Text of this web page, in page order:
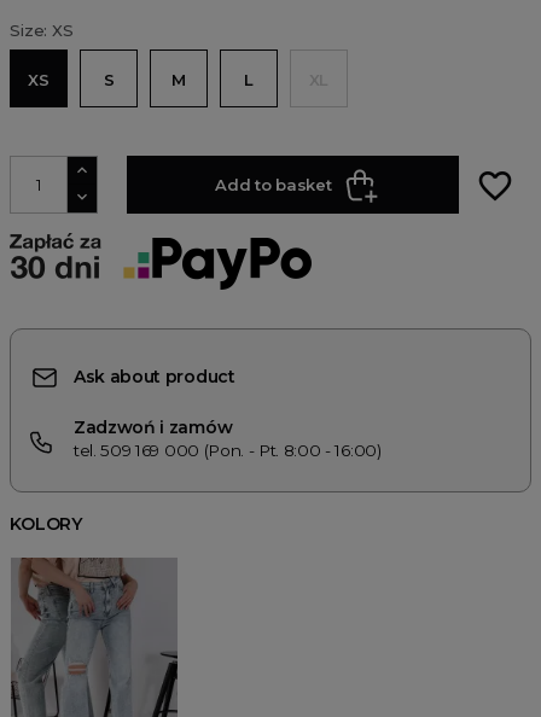
Size: XS
XS S M L XL
Add to basket favorite_border
Ask about product
Zadzwoń i zamów
tel. 509 169 000 (Pon. - Pt. 8:00 - 16:00)
KOLORY